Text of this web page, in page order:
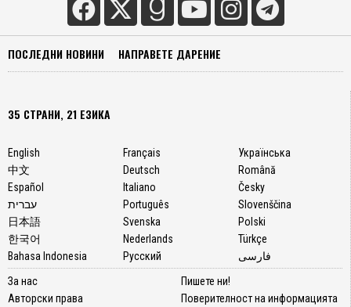
ПОСЛЕДНИ НОВИНИ НАПРАВЕТЕ ДАРЕНИЕ
35 СТРАНИ, 21 ЕЗИКА
English
中文
Español
עברית
日本語
한국어
Bahasa Indonesia
Français
Deutsch
Italiano
Português
Svenska
Nederlands
Русский
Українська
Română
Česky
Slovenščina
Polski
Türkçe
فارسی
За нас
Авторски права
Пишете ни!
Поверителност на информацията